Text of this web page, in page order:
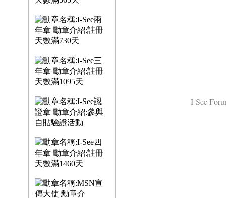
I-See